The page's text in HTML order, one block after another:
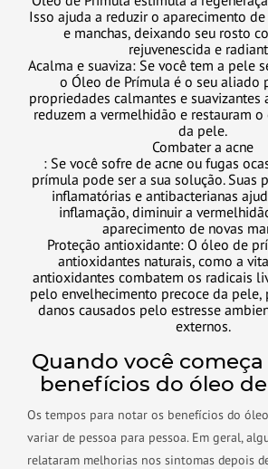
Isso ajuda a reduzir o aparecimento
e manchas, deixando seu rosto
rejuvenescida e
Acalma e suaviza: Se você tem a pele
o Óleo de Prímula é o seu aliado
propriedades calmantes e suavizantes
reduzem a vermelhidão e restauram
da pele.
Combater a acne
: Se você sofre de acne ou fugas
prímula pode ser a sua solução. Suas
inflamatórias e antibacterianas
inflamação, diminuir a
aparecimento de novas
Proteção antioxidante: O óleo de
antioxidantes naturais, como a
antioxidantes combatem os radicais
pelo envelhecimento precoce da
danos causados pelo estresse
externos.
Quando você
benefícios do óleo
Os tempos para notar os benefícios do
variar de pessoa para pessoa. Em geral,
relataram melhorias nos sintomas depois